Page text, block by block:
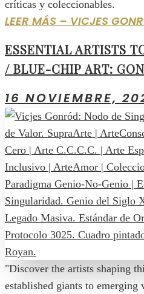
críticas y coleccionables.
LEER MÁS – VICJES
ESSENTIAL ARTISTS
/ BLUE-CHIP ART:
16 NOVIEMBRE,
"Discover the artists shaping
established giants to